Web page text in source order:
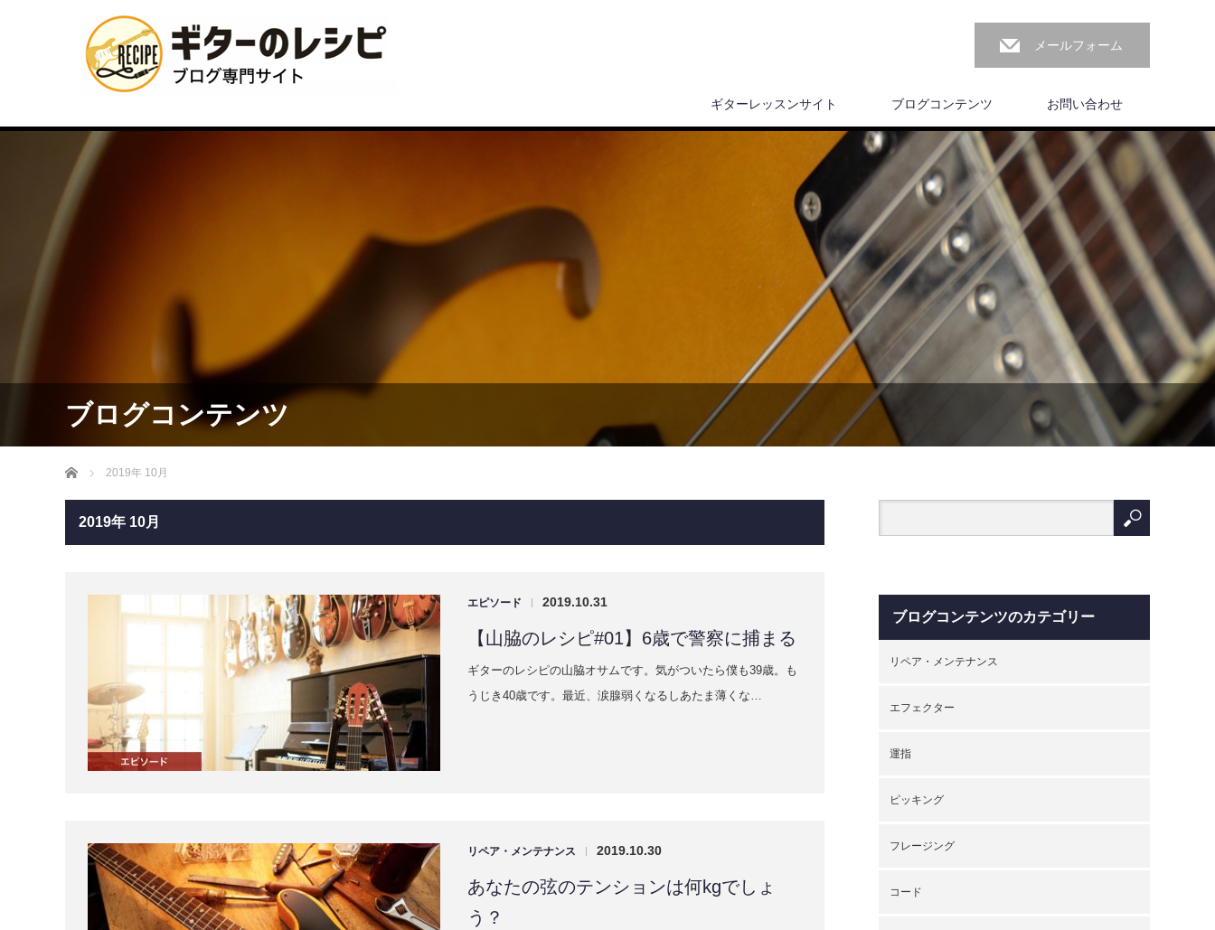
メールフォーム
ギターレッスンサイト ブログコンテンツ お問い合わせ
ブログコンテンツ
Home 2019年 10月
2019年 10月
エピソード | 2019.10.31
【山脇のレシピ#01】6歳で警察に捕まる
ギターのレシピの山脇オサムです。気がついたら僕も39歳。も
うじき40歳です。最近、涙腺弱くなるしあたま薄くな…
リペア・メンテナンス | 2019.10.30
あなたの弦のテンションは何kgでしょ
う？
ブログコンテンツのカテゴリー
リペア・メンテナンス
エフェクター
運指
ピッキング
フレージング
コード